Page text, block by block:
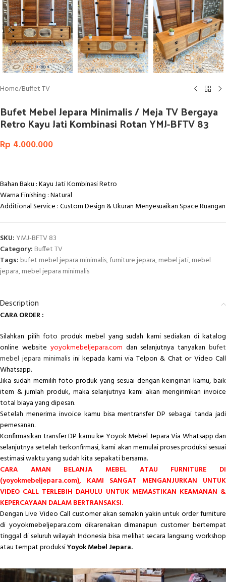
Home/Buffet TV
Bufet Mebel Jepara Minimalis / Meja TV Bergaya
Retro Kayu Jati Kombinasi Rotan YMJ-BFTV 83
Rp 4.000.000
Bahan Baku : Kayu Jati Kombinasi Retro
Warna Finishing : Natural
Additional Service : Custom Design & Ukuran Menyesuaikan Space Ruangan
SKU: YMJ-BFTV 83
Category: Buffet TV
Tags: bufet mebel jepara minimalis,furniture jepara,mebel jati,mebel
jepara,mebel jepara minimalis
Description
CARA ORDER :
Silahkan pilih foto produk mebel yang sudah kami sediakan di katalog
online website yoyokmebeljepara.com dan selanjutnya tanyakanbufet
mebel jepara minimalis ini kepada kami via Telpon & Chat or Video Call
Whatsapp.
Jika sudah memilih foto produk yang sesuai dengan keinginan kamu, baik
item & jumlah produk, maka selanjutnya kami akan mengirimkan invoice
total biaya yang dipesan.
Setelah menerima invoice kamu bisa mentransfer DP sebagai tanda jadi
pemesanan.
Konfirmasikan transfer DP kamu ke Yoyok Mebel Jepara Via Whatsapp dan
selanjutnya setelah terkonfirmasi, kami akan memulai proses produksi sesuai
estimasi waktu yang sudah kita sepakati bersama.
CARA AMAN BELANJA MEBEL ATAU FURNITURE DI
(yoyokmebeljepara.com), KAMI SANGAT MENGANJURKAN UNTUK
VIDEO CALL TERLEBIH DAHULU UNTUK MEMASTIKAN KEAMANAN &
KEPERCAYAAN DALAM BERTRANSAKSI.
Dengan Live Video Call customer akan semakin yakin untuk order furniture
di yoyokmebeljepara.com dikarenakan dimanapun customer bertempat
tinggal di seluruh wilayah Indonesia bisa melihat secara langsung workshop
atau tempat produksiYoyok Mebel Jepara.